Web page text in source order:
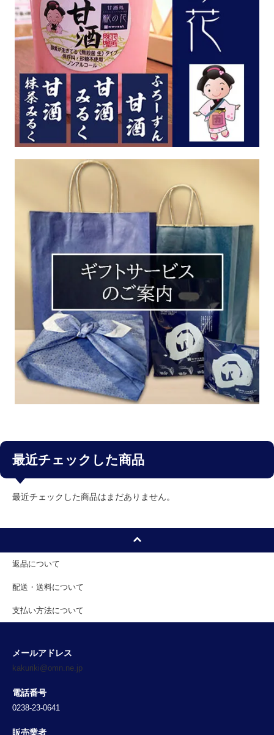
最近チェックした商品
最近チェックした商品はまだありません。
返品について
配送・送料について
支払い方法について
メールアドレス
kakuriki@omn.ne.jp
電話番号
0238-23-0641
販売業者